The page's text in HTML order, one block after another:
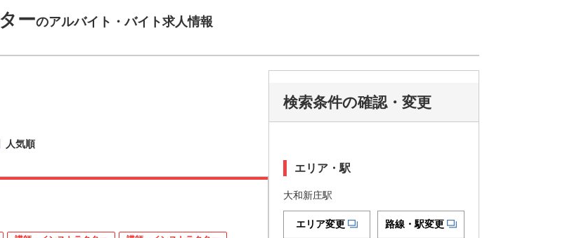
ーのアルバイト・バイト求人情報
人気順
検索条件の確認・変更
エリア・駅
大和新庄駅
エリア変更 路線・駅変更